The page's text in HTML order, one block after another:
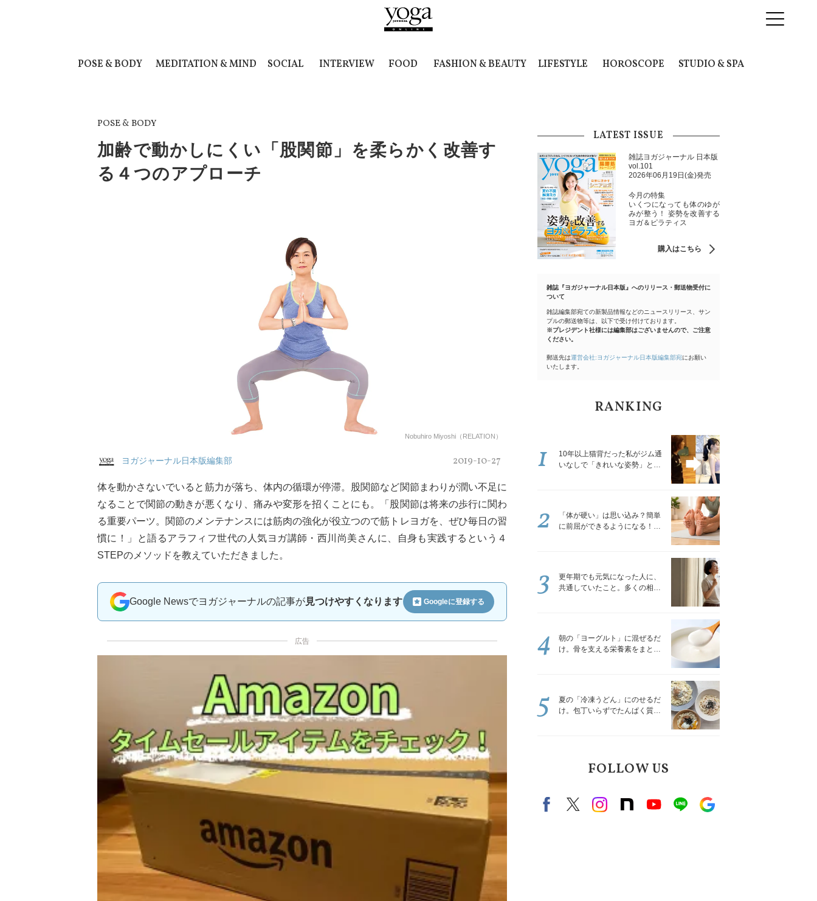
POSE & BODY MEDITATION & MIND SOCIAL INTERVIEW FOOD FASHION & BEAUTY LIFESTYLE HOROSCOPE STUDIO & SPA
POSE & BODY
加齢で動かしにくい「股関節」を柔らかく改善す
る４つのアプローチ
Nobuhiro Miyoshi（RELATION）
ヨガジャーナル日本版編集部 2019-10-27
体を動かさないでいると筋力が落ち、体内の循環が停滞。股関節など関節まわりが潤い不足に
なることで関節の動きが悪くなり、痛みや変形を招くことにも。「股関節は将来の歩行に関わ
る重要パーツ。関節のメンテナンスには筋肉の強化が役立つので筋トレヨガを、ぜひ毎日の習
慣に！」と語るアラフィフ世代の人気ヨガ講師・西川尚美さんに、自身も実践するという４
STEPのメソッドを教えていただきました。
Google Newsでヨガジャーナルの記事が見つけやすくなります Googleに登録する
広告
LATEST ISSUE
雑誌ヨガジャーナル 日本版
vol.101
2026年06月19日(金)発売
今月の特集
いくつになっても体のゆが
みが整う！ 姿勢を改善する
ヨガ＆ピラティス
購入はこちら
雑誌『ヨガジャーナル日本版』へのリリース・郵送物受付に
ついて
雑誌編集部宛ての新製品情報などのニュースリリース、サン
プルの郵送物等は、以下で受け付けております。
※プレジデント社様には編集部はございませんので、ご注意
ください。
郵送先は運営会社:ヨガジャーナル日本版編集部宛にお願い
いたします。
RANKING
10年以上猫背だった私がジム通
いなしで「きれいな姿勢」と褒
1
「体が硬い」は思い込み？簡単
に前屈ができるようになる！腿
2
更年期でも元気になった人に、
共通していたこと。多くの相談
3
朝の「ヨーグルト」に混ぜるだ
け。骨を支える栄養素をまとめ
4
夏の「冷凍うどん」にのせるだ
け。包丁いらずでたんぱく質を
5
FOLLOW US
FacebookX（旧twitter）
instagram
note Youtubeline